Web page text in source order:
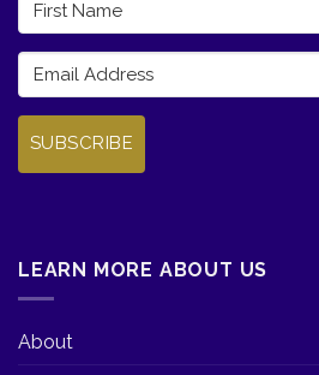
SUBSCRIBE
LEARN MORE ABOUT US
About